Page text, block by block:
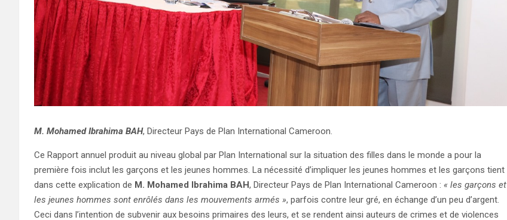
M. Mohamed Ibrahima BAH, Directeur Pays de Plan International Cameroon.
Ce Rapport annuel produit au niveau global par Plan International sur la situation des filles dans le monde a pour la
première fois inclut les garçons et les jeunes hommes. La nécessité d’impliquer les jeunes hommes et les garçons tient
dans cette explication de M. Mohamed Ibrahima BAH, Directeur Pays de Plan International Cameroon : « les garçons et
les jeunes hommes sont enrôlés dans les mouvements armés », parfois contre leur gré, en échange d’un peu d’argent.
Ceci dans l’intention de subvenir aux besoins primaires des leurs, et se rendent ainsi auteurs de crimes et de violences